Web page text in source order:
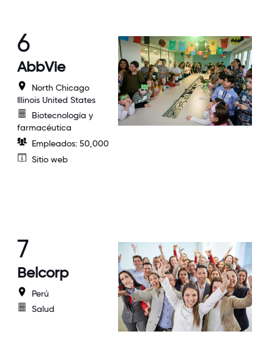
6
AbbVie
North Chicago
Illinois United States
Biotecnología y
farmacéutica
Empleados: 50,000
Sitio web
7
Belcorp
Perú
Salud